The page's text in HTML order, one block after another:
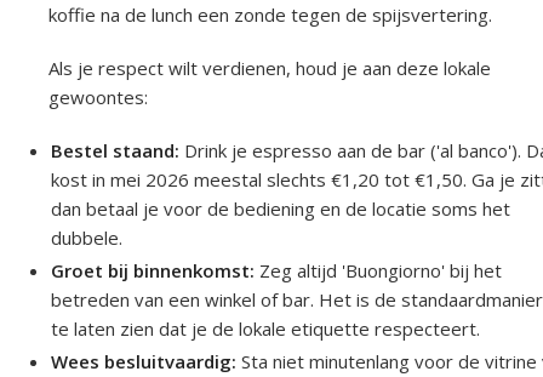
koffie na de lunch een zonde tegen de spijsvertering.
Als je respect wilt verdienen, houd je aan deze lokale
gewoontes:
Bestel staand: Drink je espresso aan de bar ('al banco').
kost in mei 2026 meestal slechts €1,20 tot €1,50. Ga je
dan betaal je voor de bediening en de locatie soms het
dubbele.
Groet bij binnenkomst: Zeg altijd 'Buongiorno' bij het
betreden van een winkel of bar. Het is de
te laten zien dat je de lokale etiquette respecteert.
Wees besluitvaardig: Sta niet minutenlang voor de vitrine